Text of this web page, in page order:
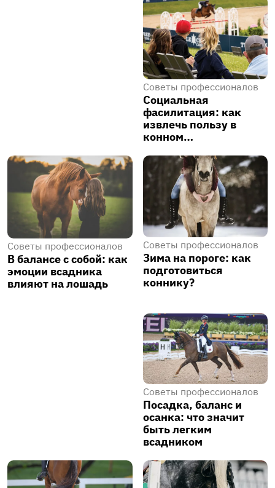
Советы профессионалов
Социальная
фасилитация: как
извлечь пользу в
конном…
Советы профессионалов
В балансе с собой: как
эмоции всадника
влияют на лошадь
Советы профессионалов
Зима на пороге: как
подготовиться
коннику?
Советы профессионалов
Посадка, баланс и
осанка: что значит
быть легким
всадником
1